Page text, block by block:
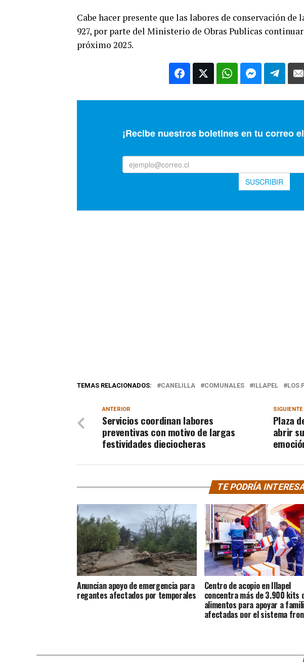
Cabe hacer presente que las labores de conservación
927, por parte del Ministerio de Obras Publicas
próximo 2025.
TEMAS RELACIONADOS: CANELILLA COMUNALES ILLAPEL LOS
SIGUIENTE
Plaza
abrir
ANTERIOR
Servicios coordinan labores
preventivas con motivo de largas
festividades dieciocheras
TE PODRÍA
Anuncian apoyo de emergencia para
regantes afectados por temporales
Centro de acopio en Illapel
concentra más de 3.900 kits
alimentos para apoyar a
afectadas por el sistema